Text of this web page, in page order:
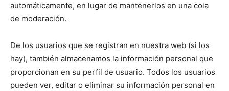
automáticamente, en lugar de mantenerlos en una cola
de moderación.
De los usuarios que se registran en nuestra web (si los
hay), también almacenamos la información personal que
proporcionan en su perfil de usuario. Todos los usuarios
pueden ver, editar o eliminar su información personal en